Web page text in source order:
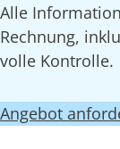
Alle
Rechnung,
volle Kontrolle.
Angebot